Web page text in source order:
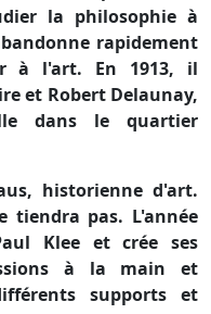
la philosophie à
rapidement
à l'art. En 1913, il
et Robert Delaunay,
dans le quartier
historienne d'art.
tiendra pas. L'année
Klee et crée ses
à la main et
supports et